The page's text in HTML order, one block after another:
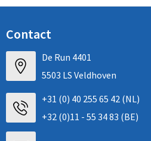
Contact
De Run 4401
5503 LS Veldhoven
+31 (0) 40 255 65 42 (NL)
+32 (0)11 - 55 34 83 (BE)